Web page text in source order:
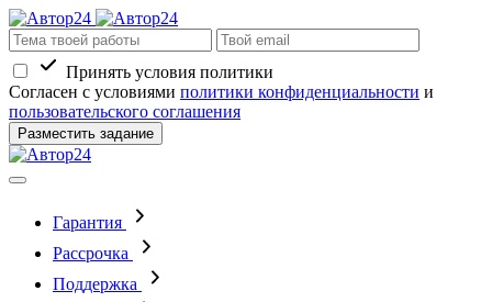
Принять условия политики
Согласен с условиями политики конфиденциальности и
пользовательского соглашения
Разместить задание
Гарантия
Рассрочка
Поддержка